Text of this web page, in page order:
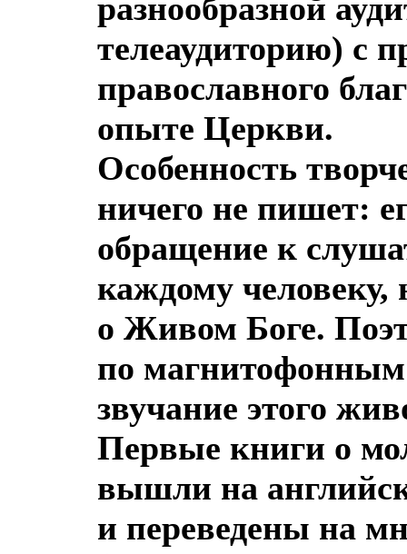
разнообразной
телеаудиторию) с
православного
опыте Церкви.
Особенность
ничего не пишет:
обращение к
каждому
о Живом Боге.
по магнитофонным
звучание этого
Первые книги о
вышли на
и переведены на